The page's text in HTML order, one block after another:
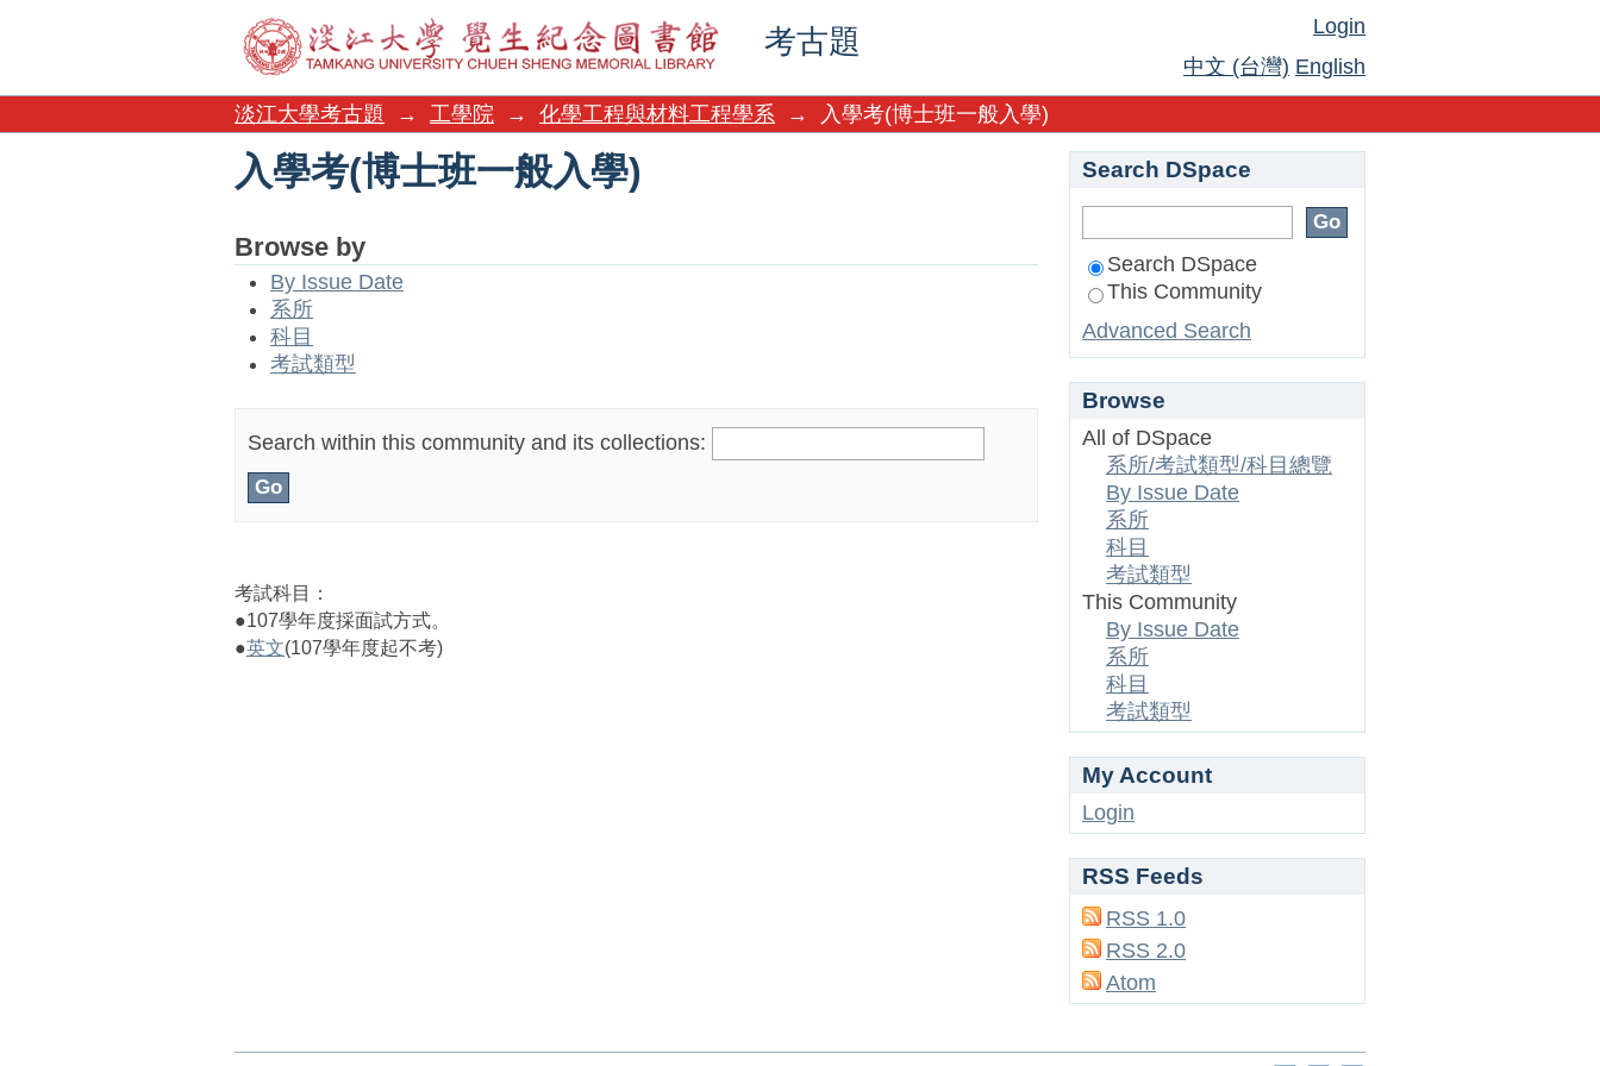
考古題
入學考(博士班一般入學)
Login
中文 (台灣) English
淡江大學考古題
→ 工學院 → 化學工程與材料工程學系 → 入學考(博士班一般入學)
入學考(博士班一般入學)
Browse by
By Issue Date
系所
科目
考試類型
Search within this community and its collections:
考試科目：
●107學年度採面試方式。
●英文(107學年度起不考)
Search DSpace
Search DSpace
This Community
Advanced Search
Browse
All of DSpace
系所/考試類型/科目總覽
By Issue Date
系所
科目
考試類型
This Community
By Issue Date
系所
科目
考試類型
My Account
Login
RSS Feeds
RSS 1.0
RSS 2.0
Atom